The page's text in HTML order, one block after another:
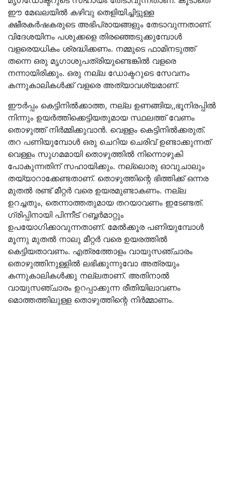
ഈ മേഖലയില്‍ കഴിവു തെളിയിച്ചിട്ടുള്ള
ക്ഷീരകര്‍ഷകരുടെ അഭിപ്രായങ്ങളും തേടാവുന്നതാണ്.
വിദേശയിനം പശുക്കളെ തിരഞ്ഞെടുക്കുമ്പോള്‍
വളരെയധികം ശ്രദ്ധിക്കണം. നമ്മുടെ ഫാമിനടുത്ത്
തന്നെ ഒരു മൃഗാശുപത്രിയുണ്ടെങ്കില്‍ വളരെ
നന്നായിരിക്കും. ഒരു നല്ല ഡോക്ടറുടെ സേവനം
കന്നുകാലികള്‍ക്ക് വളരെ അത്യാവശ്യമാണ്.
ഈര്‍പ്പം കെട്ടിനില്‍ക്കാത്ത, നല്ല ഉണങ്ങിയ,,ഭൂനിരപ്പില്‍
നിന്നും ഉയര്‍ത്തിക്കെട്ടിയതുമായ സ്ഥലത്ത്‌ വേണം
തൊഴുത്ത് നിര്‍മ്മിക്കുവാന്‍. വെള്ളം കെട്ടിനില്‍ക്കരുത്.
തറ പണിയുമ്പോൾ ഒരു ചെറിയ ചെരിവ് ഉണ്ടാക്കുന്നത്
വെള്ളം സുഗമമായി തൊഴുത്തില്‍ നിന്നൊഴുകി
പോകുന്നതിന് സഹായിക്കും. നല്ലൊരു ഓവുചാലും
തയ്യാറാക്കേണ്ടതാണ്. തൊഴുത്തിന്റെ ഭിത്തിക്ക് ഒന്നര
മുതല്‍ രണ്ട് മീറ്റര്‍ വരെ ഉയരമുണ്ടാകണം. നല്ല
ഉറച്ചതും, തെന്നാത്തതുമായ തറയാവണം ഇടേണ്ടത്.
ഗ്രിപ്പിനായി പിന്നീട് റബ്ബര്‍മാറ്റും
ഉപയോഗിക്കാവുന്നതാണ്. മേല്‍ക്കൂര പണിയുമ്പോള്‍
മൂന്നു മുതല്‍ നാലു മീറ്റര്‍ വരെ ഉയരത്തില്‍
കെട്ടിയതാവണം. എത്രത്തോളം വായുസഞ്ചാരം
തൊഴുത്തിനുള്ളില്‍ ലഭിക്കുന്നുവോ അത്രയും
കന്നുകാലികള്‍ക്കു നല്ലതാണ്. അതിനാല്‍
വായുസഞ്ചാരം ഉറപ്പാക്കുന്ന രീതിയിലാവണം
മൊത്തത്തിലുള്ള തൊഴുത്തിന്റെ നിര്‍മ്മാണം.